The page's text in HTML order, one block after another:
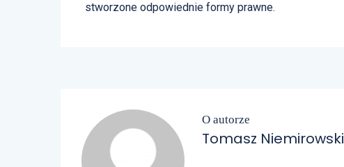
stworzone odpowiednie formy prawne.
O autorze
Tomasz Niemirowski